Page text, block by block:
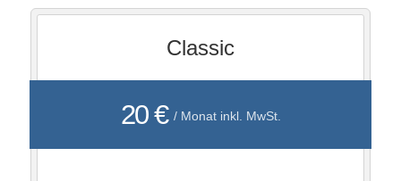
Classic
20 € / Monat inkl. MwSt.